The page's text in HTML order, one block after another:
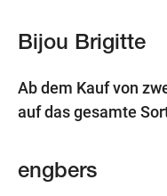
Bijou Brigitte
Ab dem Kauf von
auf das gesamte
engbers